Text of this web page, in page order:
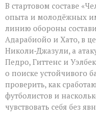
В стартовом составе
опыта и молодёжных
линию обороны
Адарабиойо и Хато, в
Николи‑Джазули, а
Педро, Гиттенс и
о поиске устойчивого
проверить, как
футболистов и
чувствовать себя без